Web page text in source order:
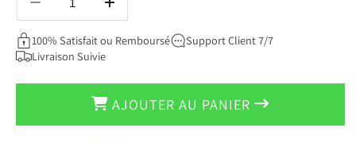
Réduire
la
quantité
de
BUREAU
Augmenter
la
quantité
BUREAU
-
100% Satisfait ou Remboursé
Support Client 7/7
Livraison Suivie
AJOUTER AU PANIER